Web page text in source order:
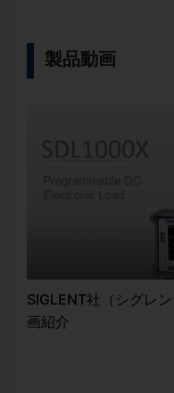
製品動画
SIGLENT社（シグレ
画紹介